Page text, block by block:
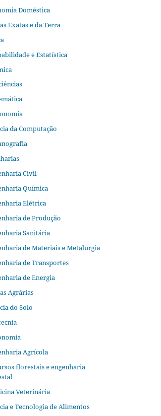
Doméstica
Exatas e da Terra
e Estatística
da Computação
Civil
Química
Elétrica
de Produção
Sanitária
de Materiais e Metalurgia
de Transportes
de Energia
Agrárias
do Solo
Agrícola
florestais e engenharia
Veterinária
e Tecnologia de Alimentos